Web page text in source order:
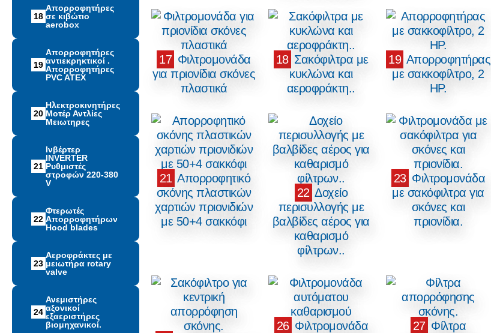
18
Απορροφητήρες
σε κιβώτιο
aerobox
19
Απορροφητήρες
αντιεκρηκτικοί .
Απορροφητήρες
PVC ATEX
20
Ηλεκτροκινητήρες
Μοτέρ Αντλίες
Μειωτηρες
21
Ινβέρτερ
INVERTER
Ρυθμιστές
στροφών 220-380
V
22
Φτερωτές
Απορροφητήρων
Hood blades
23
Αεροφράκτες με
μειωτήρα rotary
valve
24
Ανεμιστήρες
αξονικοί
εξαεριστήρες
βιομηχανικοί.
17 Φιλτρομονάδα
για πριονίδια σκόνες
πλαστικά
18 Σακόφιλτρα με
κυκλώνα και
αεροφράκτη..
19 Απορροφητήρας
με σακκοφίλτρο, 2
ΗΡ.
21 Απορροφητικό
σκόνης πλαστικών
χαρτιών πριονιδιών
με 50+4 σακκόφι
22 Δοχείο
περισυλλογής με
βαλβίδες αέρος για
καθαρισμό
φίλτρων..
23 Φιλτρομονάδα
με σακόφιλτρα για
σκόνες και
πριονίδια.
26 Φιλτρομονάδα
27 Φίλτρα